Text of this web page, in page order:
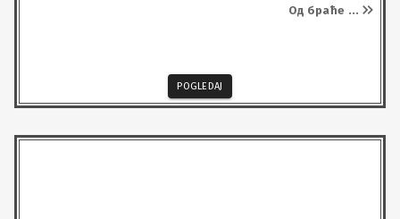
Од браће ...
POGLEDAJ